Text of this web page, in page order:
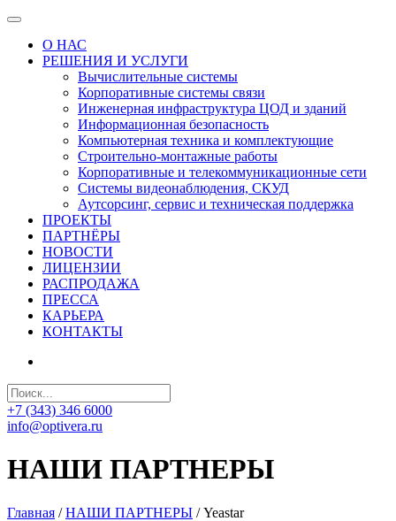
О НАС
РЕШЕНИЯ И УСЛУГИ
Вычислительные системы
Корпоративные системы связи
Инженерная инфраструктура ЦОД и зданий
Информационная безопасность
Компьютерная техника и комплектующие
Строительно-монтажные работы
Корпоративные и телекоммуникационные сети
Системы видеонаблюдения, СКУД
Аутсорсинг, сервис и техническая поддержка
ПРОЕКТЫ
ПАРТНЁРЫ
НОВОСТИ
ЛИЦЕНЗИИ
РАСПРОДАЖА
ПРЕССА
КАРЬЕРА
КОНТАКТЫ
+7 (343) 346 6000
info@optivera.ru
НАШИ ПАРТНЕРЫ
Главная / НАШИ ПАРТНЕРЫ / Yeastar